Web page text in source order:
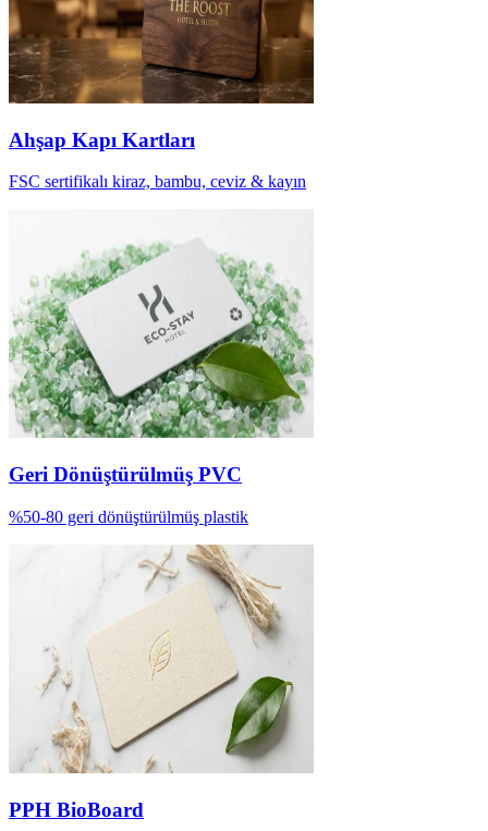
Ahşap Kapı Kartları
FSC sertifikalı kiraz, bambu, ceviz & kayın
Geri Dönüştürülmüş PVC
%50-80 geri dönüştürülmüş plastik
PPH BioBoard